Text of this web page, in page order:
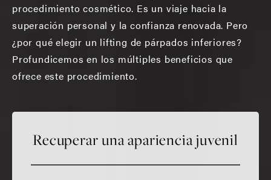
procedimiento cosmético. Es un viaje hacia la
superación personal y la confianza renovada. Pero
¿por qué elegir un lifting de párpados inferiores?
Profundicemos en los múltiples beneficios que
ofrece este procedimiento.
Recuperar una apariencia juvenil